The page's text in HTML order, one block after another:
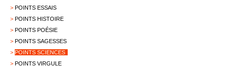
> POINTS ESSAIS
> POINTS HISTOIRE
> POINTS POÉSIE
> POINTS SAGESSES
> POINTS SCIENCES
> POINTS VIRGULE